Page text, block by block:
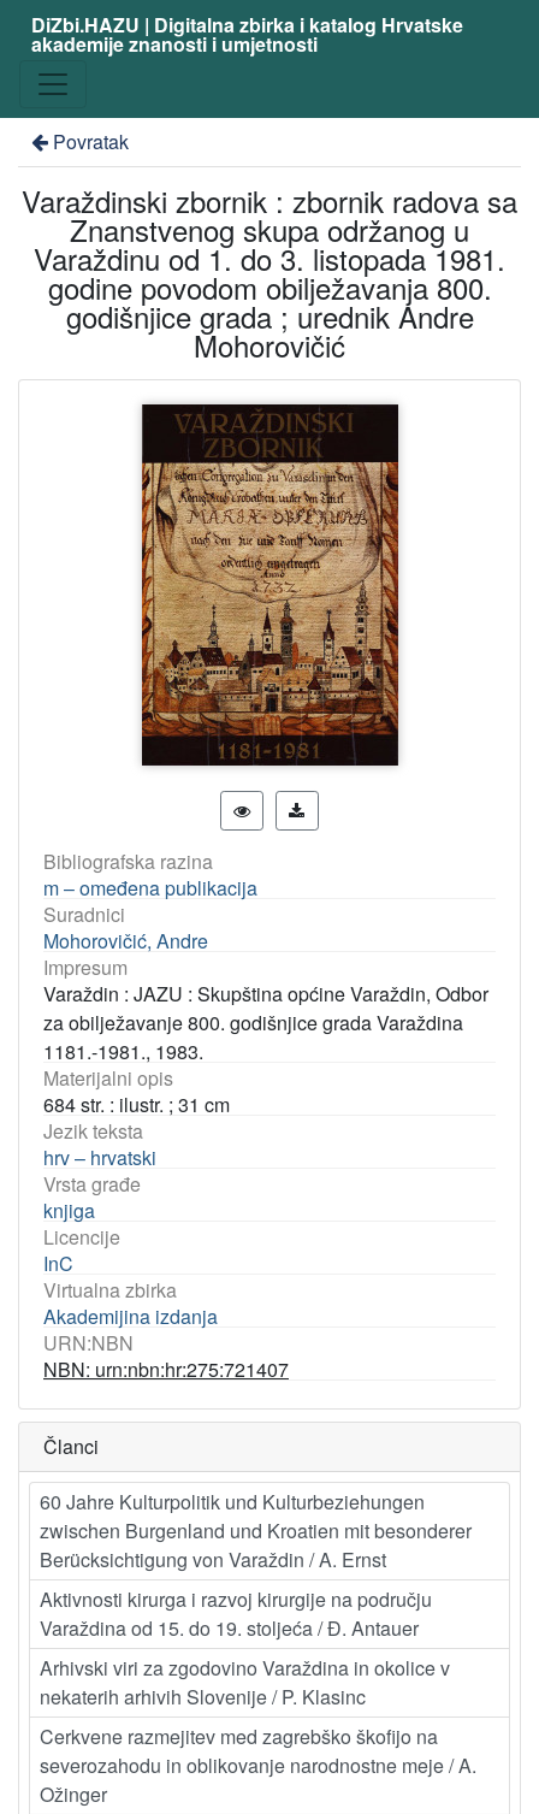
DiZbi.HAZU | Digitalna zbirka i katalog Hrvatske
akademije znanosti i umjetnosti
Povratak
Varaždinski zbornik : zbornik radova sa
Znanstvenog skupa održanog u
Varaždinu od 1. do 3. listopada 1981.
godine povodom obilježavanja 800.
godišnjice grada ; urednik Andre
Mohorovičić
Bibliografska razina
m – omeđena publikacija
Suradnici
Mohorovičić, Andre
Impresum
Varaždin : JAZU : Skupština općine Varaždin, Odbor
za obilježavanje 800. godišnjice grada Varaždina
1181.-1981., 1983.
Materijalni opis
684 str. : ilustr. ; 31 cm
Jezik teksta
hrv – hrvatski
Vrsta građe
knjiga
Licencije
InC
Virtualna zbirka
Akademijina izdanja
URN:NBN
NBN: urn:nbn:hr:275:721407
Članci
60 Jahre Kulturpolitik und Kulturbeziehungen
zwischen Burgenland und Kroatien mit besonderer
Berücksichtigung von Varaždin / A. Ernst
Aktivnosti kirurga i razvoj kirurgije na području
Varaždina od 15. do 19. stoljeća / Đ. Antauer
Arhivski viri za zgodovino Varaždina in okolice v
nekaterih arhivih Slovenije / P. Klasinc
Cerkvene razmejitev med zagrebško škofijo na
severozahodu in oblikovanje narodnostne meje / A.
Ožinger